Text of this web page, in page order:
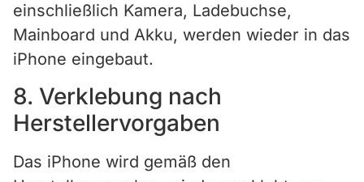
einschließlich Kamera, Ladebuchse,
Mainboard und Akku, werden wieder in das
iPhone eingebaut.
8. Verklebung nach
Herstellervorgaben
Das iPhone wird gemäß den